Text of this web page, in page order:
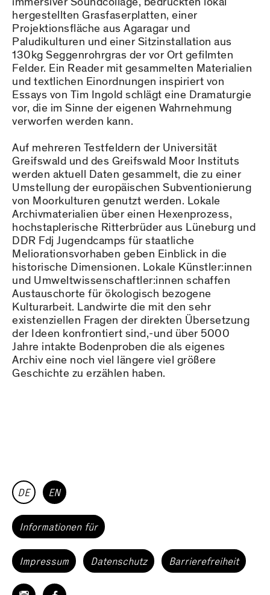
hergestellten Grasfaserplatten, einer
Projektionsfläche aus Agaragar und
Paludikulturen und einer Sitzinstallation aus
130kg Seggenrohrgras der vor Ort gefilmten
Felder. Ein Reader mit gesammelten Materialien
und textlichen Einordnungen inspiriert von
Essays von Tim Ingold schlägt eine Dramaturgie
vor, die im Sinne der eigenen Wahrnehmung
verworfen werden kann.
Auf mehreren Testfeldern der Universität
Greifswald und des Greifswald Moor Instituts
werden aktuell Daten gesammelt, die zu einer
Umstellung der europäischen Subventionierung
von Moorkulturen genutzt werden. Lokale
Archivmaterialien über einen Hexenprozess,
hochstaplerische Ritterbrüder aus Lüneburg und
DDR Fdj Jugendcamps für staatliche
Meliorationsvorhaben geben Einblick in die
historische Dimensionen. Lokale Künstler:innen
und Umweltwissenschaftler:innen schaffen
Austauschorte für ökologisch bezogene
Kulturarbeit. Landwirte die mit den sehr
existenziellen Fragen der direkten Übersetzung
der Ideen konfrontiert sind,-und über 5000
Jahre intakte Bodenproben die als eigenes
Archiv eine noch viel längere viel größere
Geschichte zu erzählen haben.
Informationen für
DE EN
Impressum Datenschutz Barrierefreiheit